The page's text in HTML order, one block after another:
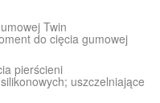
Twin
do cięcia gumowej
pierścieni
uszczelniające